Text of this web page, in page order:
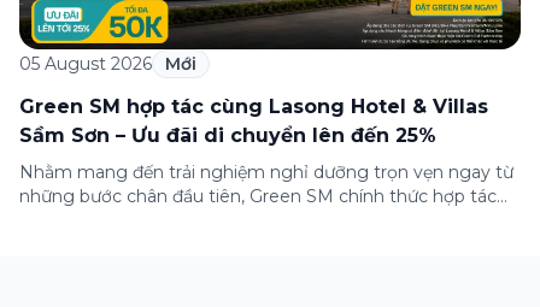
05 August 2026 Mới
Green SM hợp tác cùng Lasong Hotel & Villas
Sầm Sơn – Ưu đãi di chuyển lên đến 25%
Nhằm mang đến trải nghiệm nghỉ dưỡng trọn vẹn ngay từ
những bước chân đầu tiên, Green SM chính thức hợp tác